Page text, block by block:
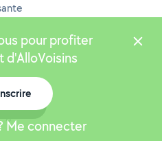
pour profiter
d'AlloVoisins
Me connecter